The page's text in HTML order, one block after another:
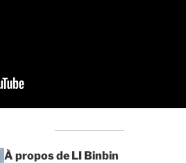
À propos deLI Binbin